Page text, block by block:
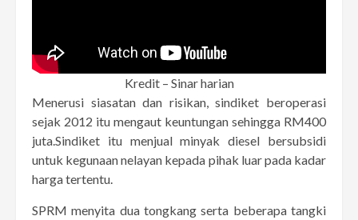
Kredit – Sinar harian
Menerusi siasatan dan risikan, sindiket beroperasi
sejak 2012 itu mengaut keuntungan sehingga RM400
juta.Sindiket itu menjual minyak diesel bersubsidi
untuk kegunaan nelayan kepada pihak luar pada kadar
harga tertentu.
SPRM menyita dua tongkang serta beberapa tangki